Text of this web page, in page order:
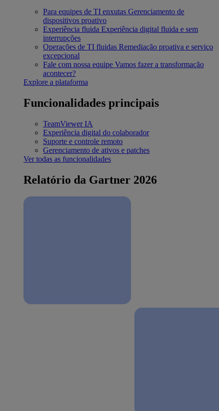
Para equipes de TI enxutas Gerenciamento de
dispositivos proativo
Experiência fluida Experiência digital fluida e sem
interrupções
Operações de TI fluidas Remediação proativa e serviço
excepcional
Fale com nossa equipe Vamos fazer a transformação
acontecer?
Explore a plataforma
Funcionalidades principais
TeamViewer IA
Experiência digital do colaborador
Suporte e controle remoto
Gerenciamento de ativos e patches
Ver todas as funcionalidades
Relatório da Gartner 2026